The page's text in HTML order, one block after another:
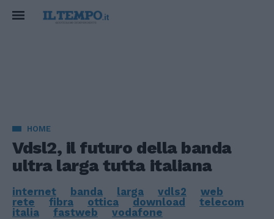
HOME
Vdsl2, il futuro della banda
ultra larga tutta italiana
internet banda larga vdls2
web
rete
fibra ottica download
telecom
italia
fastweb vodafone